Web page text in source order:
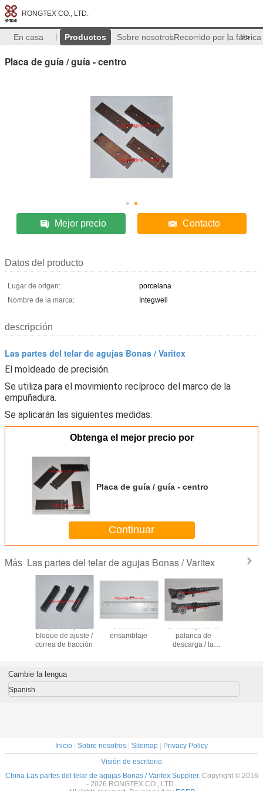
RONGTEX CO., LTD.
En casa Productos Sobre nosotrosRecorrido por la fábrica
>>
Placa de guía / guía - centro
Mejor precio Contacto
Datos del producto
Lugar de origen:
porcelana
Nombre de la marca:
Integwell
descripción
Las partes del telar de agujas Bonas / Varitex
El moldeado de precisión.
Se utiliza para el movimiento recíproco del marco de la
empuñadura.
Se aplicarán las siguientes medidas:
Obtenga el mejor precio por
Placa de guía / guía - centro
Continuar
Más Las partes del telar de agujas Bonas / Varitex
Bloque de ajuste /
bloque de ajuste /
correa de tracción
Cables de
ensamblaje
El montaje de la
palanca de
descarga / la
Cambie la lengua
Spanish
Inicio | Sobre nosotros | Sitemap | Privacy Policy
Visión de escritorio
China Las partes del telar de agujas Bonas / Varitex Supplier. Copyright © 2016
- 2026 RONGTEX CO., LTD..